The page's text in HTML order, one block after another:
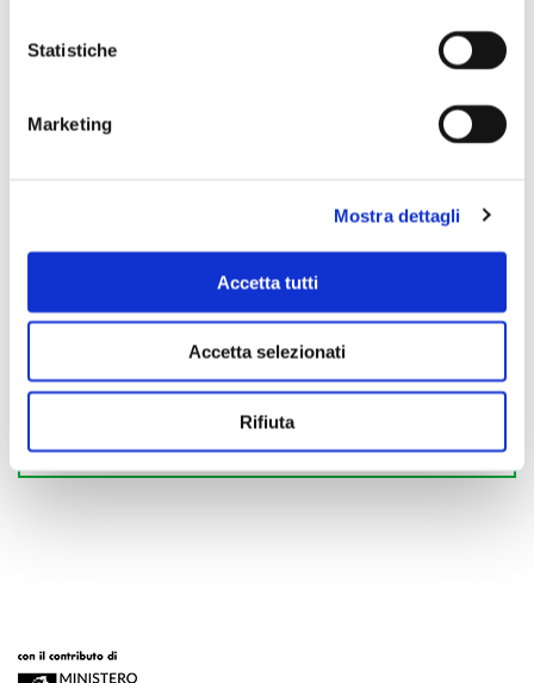
Statistiche
Marketing
Mostra dettagli
Accetta tutti
Accetta selezionati
Rifiuta
Scopri di più